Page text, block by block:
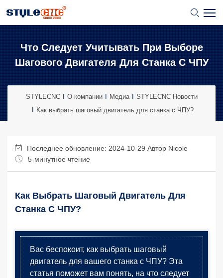
Что Следует Учитывать При Выборе
Шагового Двигателя Для Станка С ЧПУ
STYLECNC O компании Медиа
STYLECNC Новости
Как выбрать шаговый двигатель для станка с ЧПУ?
Последнее обновление: 2024-10-29 Автор Nicole
5-минутное чтение
Как Выбрать Шаговый Двигатель Для
Станка С ЧПУ?
Вас беспокоит, как выбрать шаговый
двигатель для вашего станка с ЧПУ? Эта
статья поможет вам понять, на что следует